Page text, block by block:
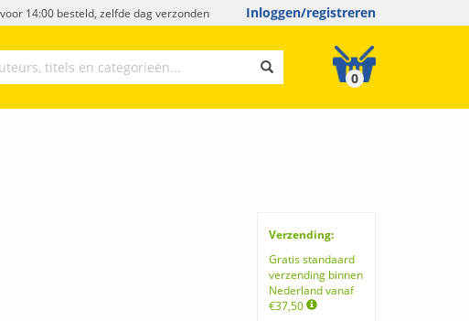
14:00 besteld, zelfde dag verzonden Inloggen/registreren
0
Verzending:
Gratis standaard
verzending binnen
Nederland vanaf
€37,50